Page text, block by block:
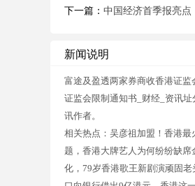
下一篇： 中国经济首季报亮点
新闻说明
富途及盈透两家券商收香港证
证监会限制通知书_财经_资讯
讯作者。
相关热点：吴彦祖加盟！香港
题，香港大牌艺人为何纷纷缺
化，79岁香港歌王新剧演顽固